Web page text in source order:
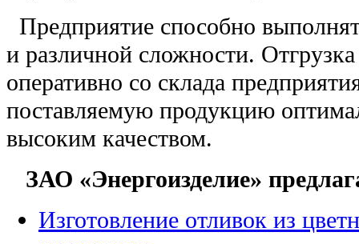
Предприятие способно
и различной сложности.
оперативно со склада
поставляемую продукцию
высоким качеством.
ЗАО «Энергоизделие»
Изготовление отливок из